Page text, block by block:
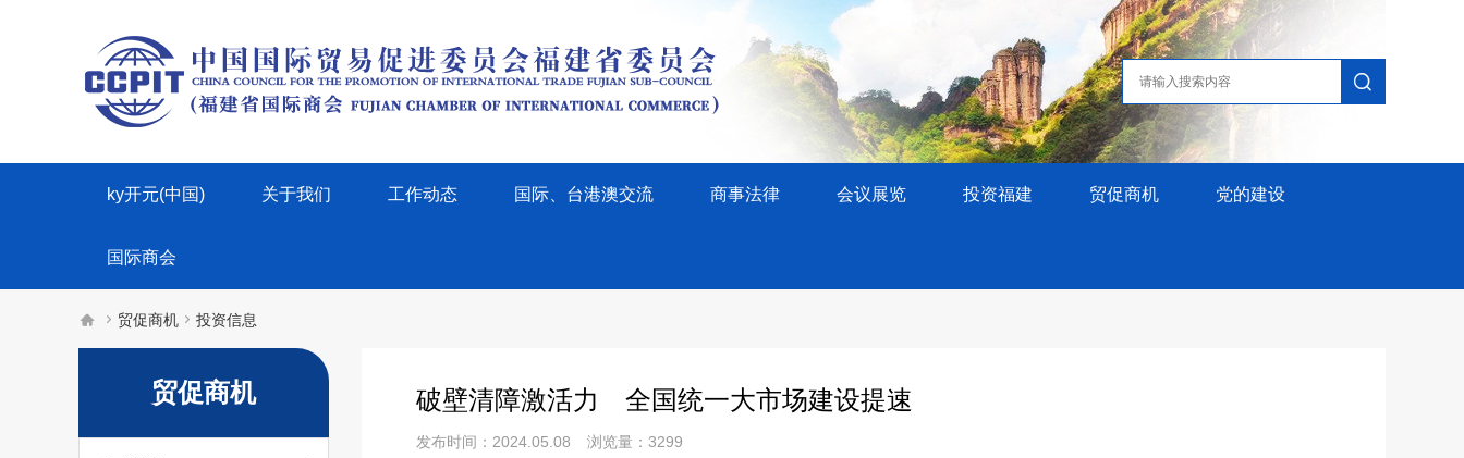
ky开元(中国) 关于我们 工作动态 国际、台港澳交流 商事法律 会议展览 投资福建 贸促商机 党的建设
国际商会
  贸促商机  投资信息
贸促商机 破壁清障激活力 全国统一大市场建设提速
发布时间：2024.05.08 浏览量：3299